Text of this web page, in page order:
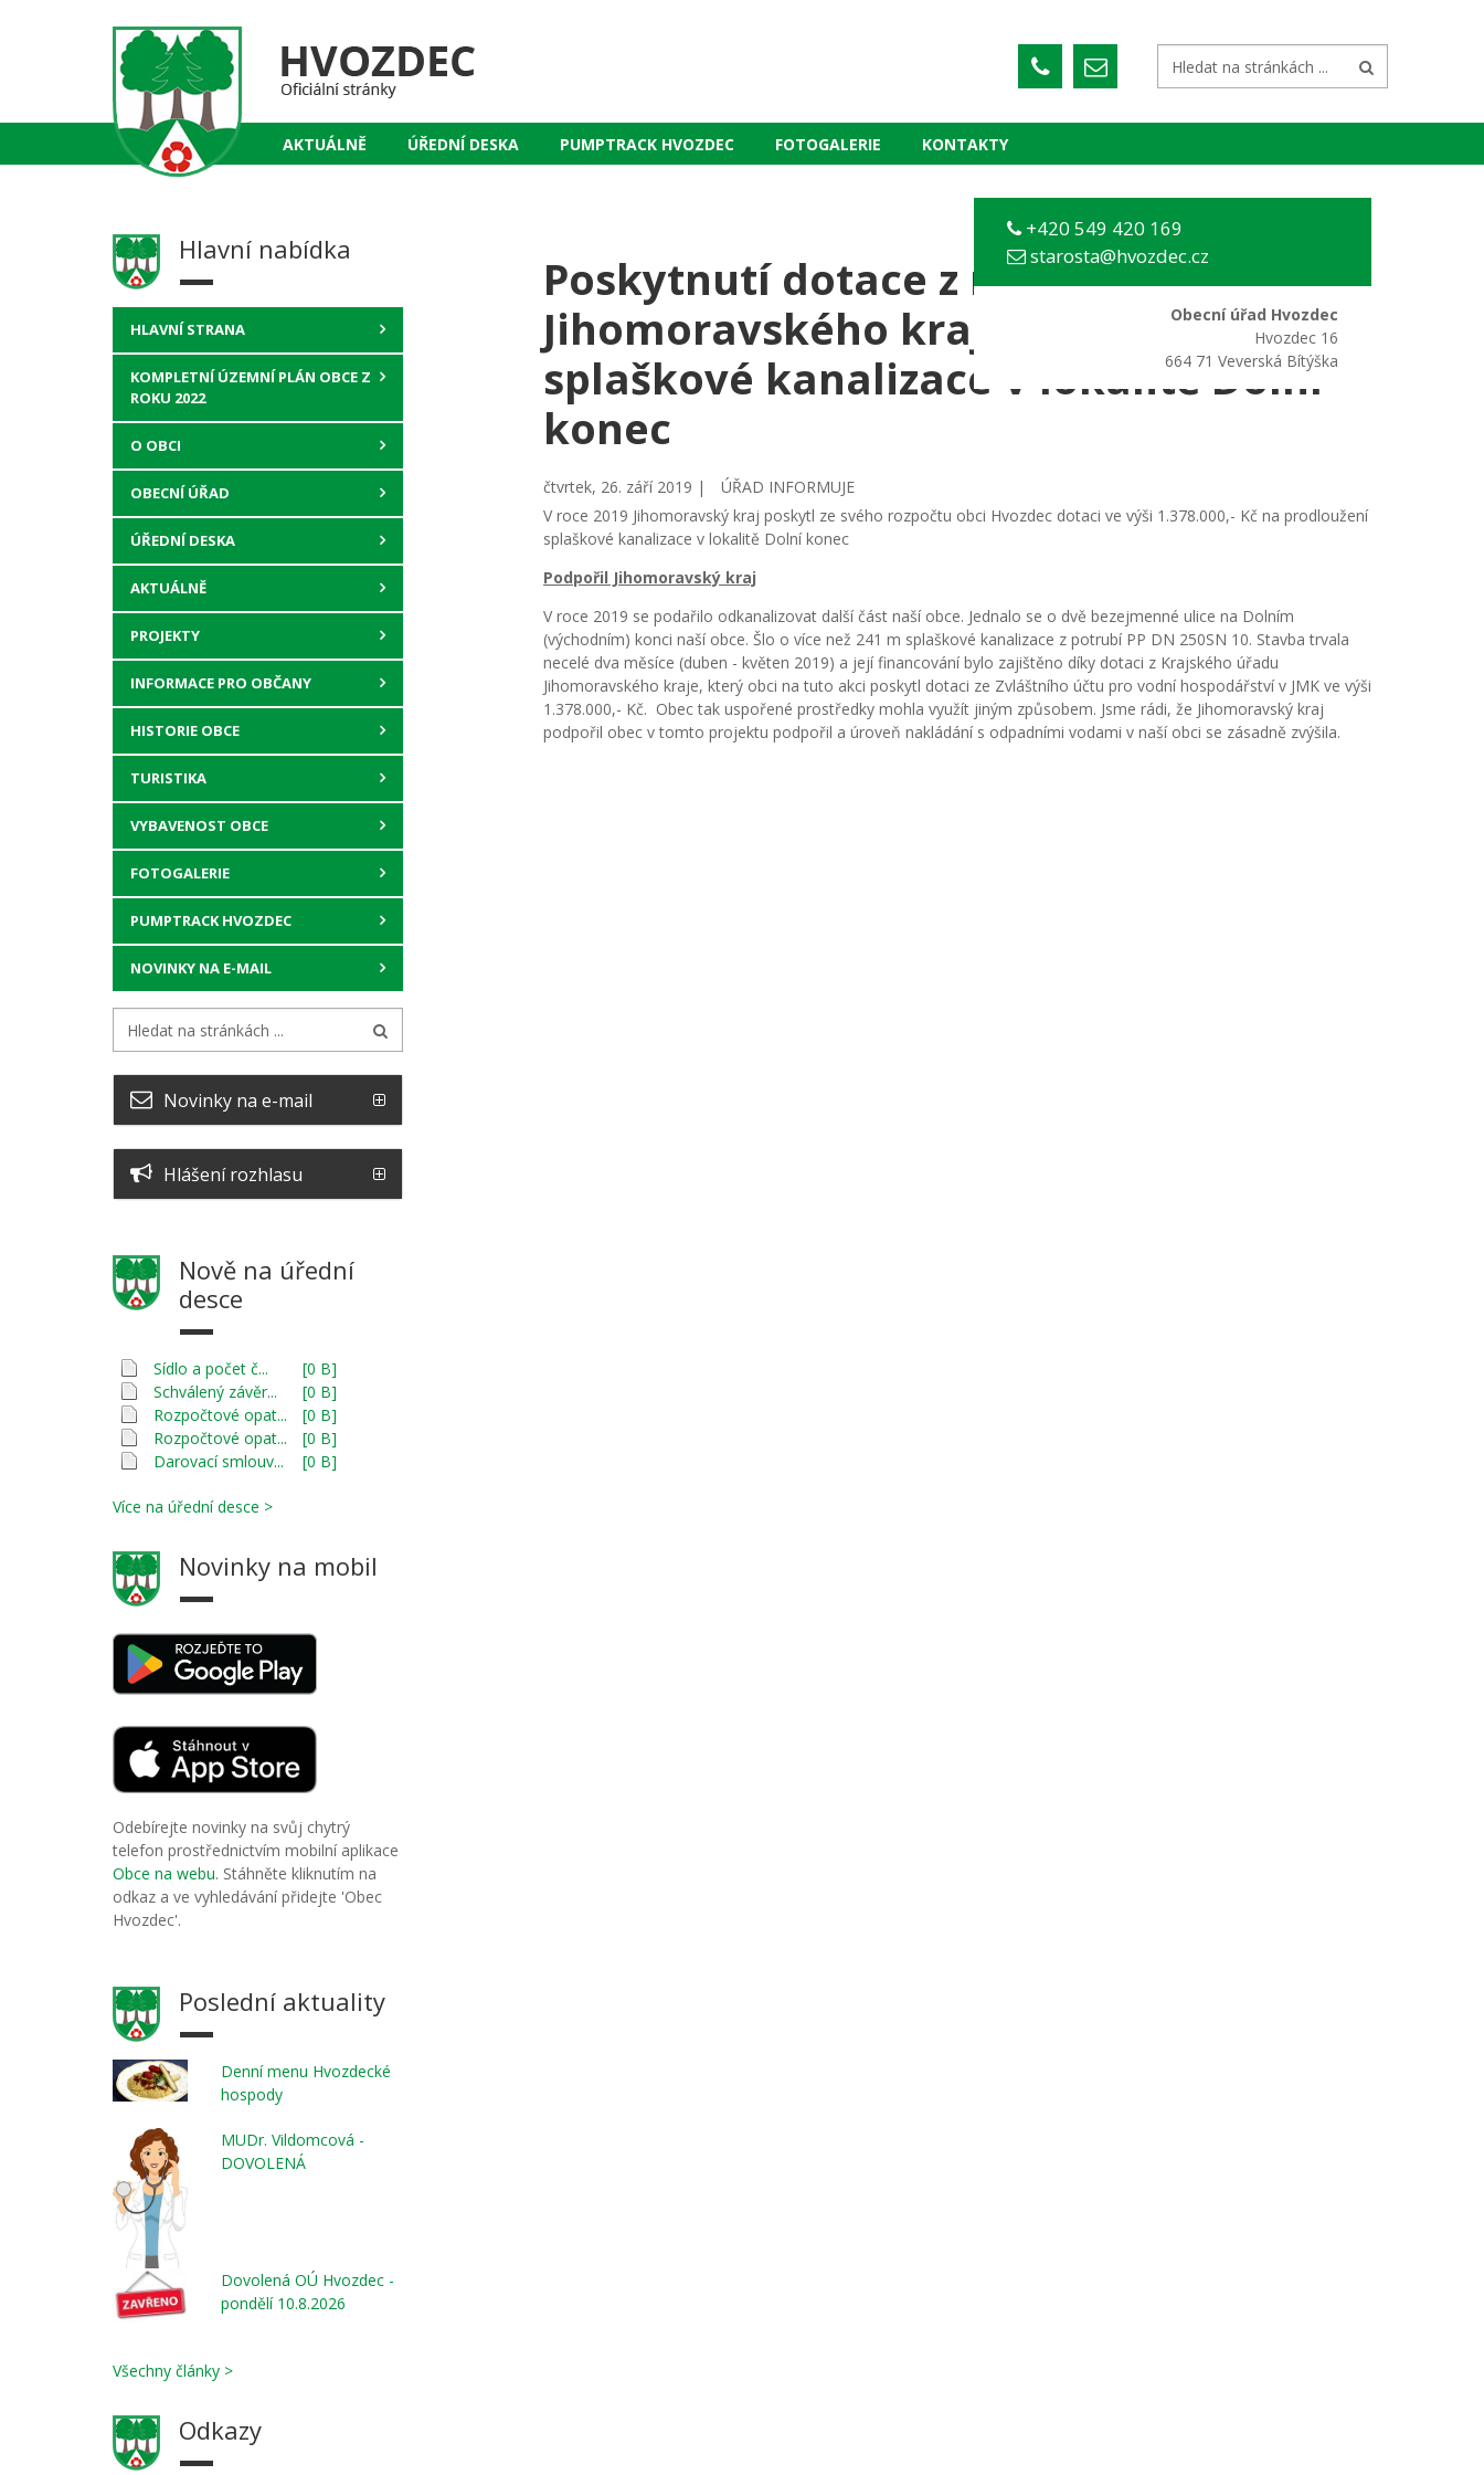
AKTUÁLNĚ ÚŘEDNÍ DESKA PUMPTRACK HVOZDEC FOTOGALERIE KONTAKTY
+420 549 420 169
starosta@hvozdec.cz
Obecní úřad Hvozdec
Hvozdec 16
664 71 Veverská Bítýška
Hlavní nabídka
HLAVNÍ STRANA
KOMPLETNÍ ÚZEMNÍ PLÁN OBCE Z
ROKU 2022
O OBCI
OBECNÍ ÚŘAD
ÚŘEDNÍ DESKA
AKTUÁLNĚ
PROJEKTY
INFORMACE PRO OBČANY
HISTORIE OBCE
TURISTIKA
VYBAVENOST OBCE
FOTOGALERIE
PUMPTRACK HVOZDEC
NOVINKY NA E-MAIL
Novinky na e-mail
Hlášení rozhlasu
Nově na úřední
desce
Sídlo a počet č...
[0 B]
Schválený závěr...
[0 B]
Rozpočtové opat...
[0 B]
Rozpočtové opat...
[0 B]
Darovací smlouv...
[0 B]
Více na úřední desce >
Novinky na mobil
Odebírejte novinky na svůj chytrý
telefon prostřednictvím mobilní aplikace
Obce na webu. Stáhněte kliknutím na
odkaz a ve vyhledávání přidejte 'Obec
Hvozdec'.
Poslední aktuality
Denní menu Hvozdecké
hospody
MUDr. Vildomcová -
DOVOLENÁ
Dovolená OÚ Hvozdec -
pondělí 10.8.2026
Všechny články >
Odkazy
Hlavní strana/Aktuálně
Poskytnutí dotace z rozpočtu
Jihomoravského kraje na prodloužení
splaškové kanalizace v lokalitě Dolní
konec
čtvrtek, 26. září 2019 |
ÚŘAD INFORMUJE
V roce 2019 Jihomoravský kraj poskytl ze svého rozpočtu obci Hvozdec dotaci ve výši 1.378.000,- Kč na prodloužení
splaškové kanalizace v lokalitě Dolní konec
Podpořil Jihomoravský kraj
V roce 2019 se podařilo odkanalizovat další část naší obce. Jednalo se o dvě bezejmenné ulice na Dolním
(východním) konci naší obce. Šlo o více než 241 m splaškové kanalizace z potrubí PP DN 250SN 10. Stavba trvala
necelé dva měsíce (duben - květen 2019) a její financování bylo zajištěno díky dotaci z Krajského úřadu
Jihomoravského kraje, který obci na tuto akci poskytl dotaci ze Zvláštního účtu pro vodní hospodářství v JMK ve výši
1.378.000,- Kč. Obec tak uspořené prostředky mohla využít jiným způsobem. Jsme rádi, že Jihomoravský kraj
podpořil obec v tomto projektu podpořil a úroveň nakládání s odpadními vodami v naší obci se zásadně zvýšila.